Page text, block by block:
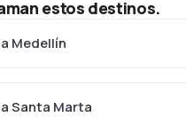
estos destinos.
Medellín
Santa Marta